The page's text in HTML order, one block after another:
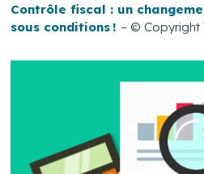
Contrôle fiscal : un
sous conditions ! – © Copyright